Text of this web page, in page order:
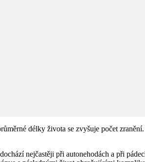
délky života se zvyšuje počet
nejčastěji při autonehodách a při